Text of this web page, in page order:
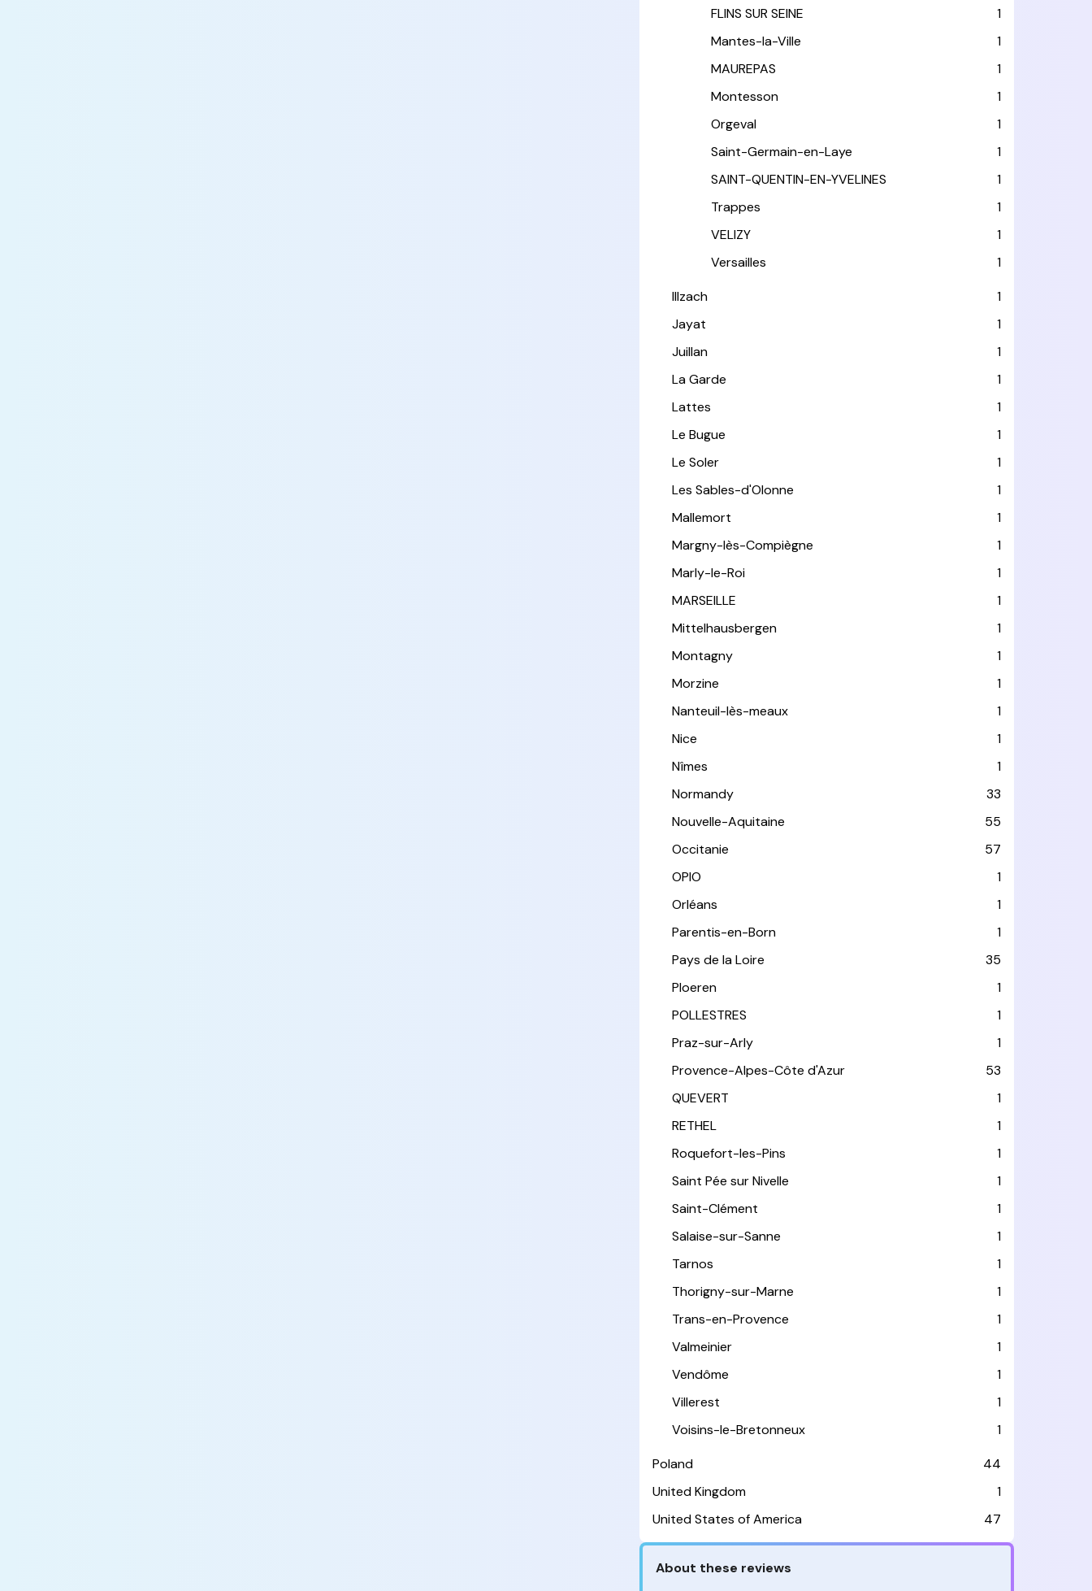
FLINS SUR SEINE
1
Mantes-la-Ville
1
MAUREPAS
1
Montesson
1
Orgeval
1
Saint-Germain-en-Laye
1
SAINT-QUENTIN-EN-YVELINES
1
Trappes
1
VELIZY
1
Versailles
1
Illzach
1
Jayat
1
Juillan
1
La Garde
1
Lattes
1
Le Bugue
1
Le Soler
1
Les Sables-d'Olonne
1
Mallemort
1
Margny-lès-Compiègne
1
Marly-le-Roi
1
MARSEILLE
1
Mittelhausbergen
1
Montagny
1
Morzine
1
Nanteuil-lès-meaux
1
Nice
1
Nîmes
1
Normandy
33
Nouvelle-Aquitaine
55
Occitanie
57
OPIO
1
Orléans
1
Parentis-en-Born
1
Pays de la Loire
35
Ploeren
1
POLLESTRES
1
Praz-sur-Arly
1
Provence-Alpes-Côte d'Azur
53
QUEVERT
1
RETHEL
1
Roquefort-les-Pins
1
Saint Pée sur Nivelle
1
Saint-Clément
1
Salaise-sur-Sanne
1
Tarnos
1
Thorigny-sur-Marne
1
Trans-en-Provence
1
Valmeinier
1
Vendôme
1
Villerest
1
Voisins-le-Bretonneux
1
Poland
44
United Kingdom
1
United States of America
47
About these reviews